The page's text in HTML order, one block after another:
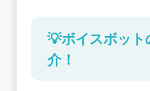
💡ボイスボッ
介！